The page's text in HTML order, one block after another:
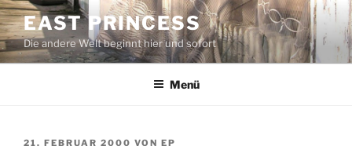
Zum
Inhalt
springen
EAST PRINCESS
Die andere Welt beginnt hier und sofort
Menü
VERÖFFENTLICHT
21. FEBRUAR 2000 VON EP